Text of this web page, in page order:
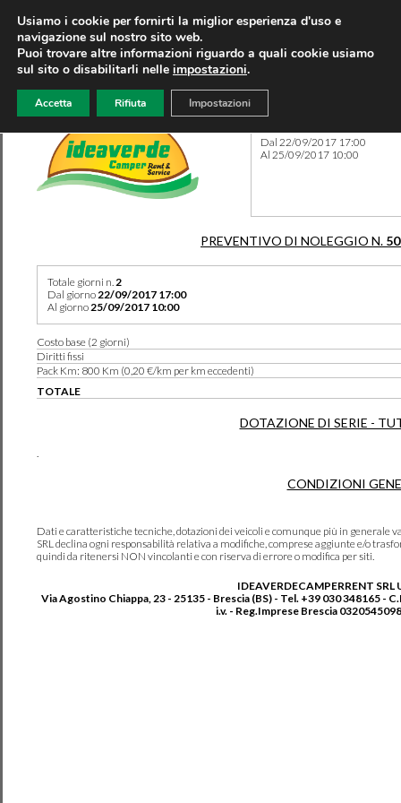
Dal 22/09/2017 17:00
Al 25/09/2017 10:00
PREVENTIVO DI NOLEGGIO N.
Totale giorni n.2
Dal giorno22/09/2017 17:00
Al giorno25/09/2017 10:00
Costo base (2 giorni)
Diritti fissi
Pack Km: 800 Km (0,20 €/km per km eccedenti)
TOTALE
DOTAZIONE DI SERIE -
.
CONDIZIONI
Dati e caratteristiche tecniche, dotazioni dei veicoli e comunque più in generale
SRL declina ogni responsabilità relativa a modifiche, comprese aggiunte e/o
quindi da ritenersi NON vincolanti e con riserva di errore o modifica per siti.
IDEAVERDECAMPERRENT SRL
Via Agostino Chiappa, 23 - 25135 - Brescia (BS) - Tel. +39 030 348165 -
i.v. - Reg.Imprese Brescia
Usiamo i cookie per fornirti la miglior esperienza d'uso e
navigazione sul nostro sito web.
Puoi trovare altre informazioni riguardo a quali cookie usiamo
sul sito o disabilitarli nelle impostazioni.
Accetta Rifiuta Impostazioni